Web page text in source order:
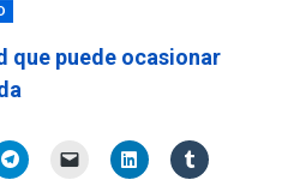
que puede ocasionar